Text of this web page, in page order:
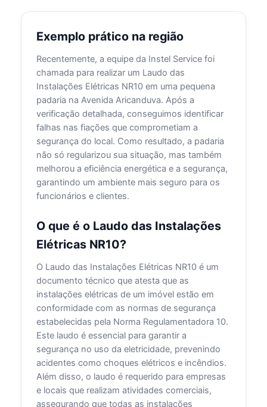
Exemplo prático na região
Recentemente, a equipe da Instel Service foi
chamada para realizar um Laudo das
Instalações Elétricas NR10 em uma pequena
padaria na Avenida Aricanduva. Após a
verificação detalhada, conseguimos identificar
falhas nas fiações que comprometiam a
segurança do local. Como resultado, a padaria
não só regularizou sua situação, mas também
melhorou a eficiência energética e a segurança,
garantindo um ambiente mais seguro para os
funcionários e clientes.
O que é o Laudo das Instalações
Elétricas NR10?
O Laudo das Instalações Elétricas NR10 é um
documento técnico que atesta que as
instalações elétricas de um imóvel estão em
conformidade com as normas de segurança
estabelecidas pela Norma Regulamentadora 10.
Este laudo é essencial para garantir a
segurança no uso da eletricidade, prevenindo
acidentes como choques elétricos e incêndios.
Além disso, o laudo é requerido para empresas
e locais que realizam atividades comerciais,
assegurando que todas as instalações